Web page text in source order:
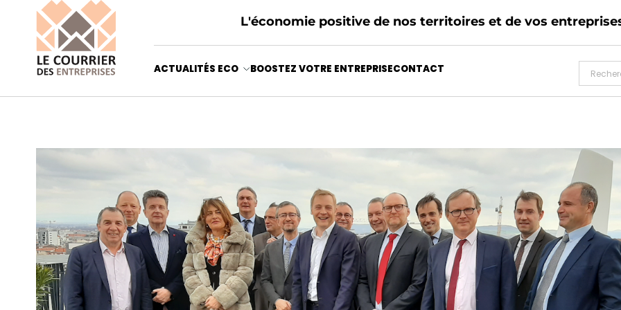
L'économie positive de nos territoires et de vos
ACTUALITÉS ECO BOOSTEZ VOTRE ENTREPRISECONTACT